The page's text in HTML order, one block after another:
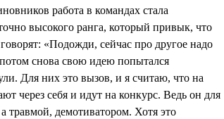
работа в командах стала
высокого ранга, который привык, что
«Подожди, сейчас про другое надо
снова свою идею попытался
Для них это вызов, и я считаю, что на
через себя и идут на конкурс. Ведь он для
травмой, демотиватором. Хотя это